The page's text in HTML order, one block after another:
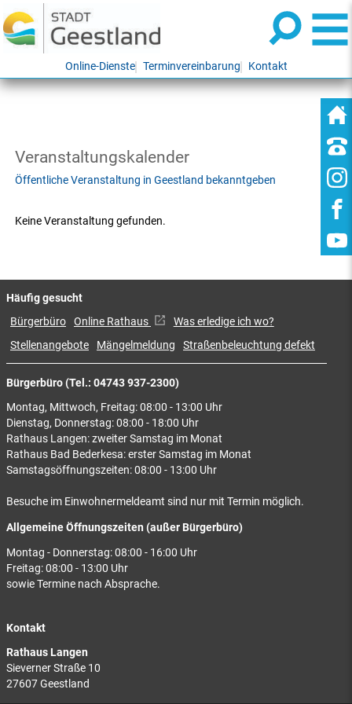
Online-Dienste Terminvereinbarung Kontakt
Veranstaltungskalender
Öffentliche Veranstaltung in Geestland bekanntgeben
Keine Veranstaltung gefunden.
Bürgerbüro (Tel.: 04743 937-2300)
Montag, Mittwoch, Freitag: 08:00 - 13:00 Uhr
Dienstag, Donnerstag: 08:00 - 18:00 Uhr
Rathaus Langen: zweiter Samstag im Monat
Rathaus Bad Bederkesa: erster Samstag im Monat
Samstagsöffnungszeiten: 08:00 - 13:00 Uhr
Besuche im Einwohnermeldeamt sind nur mit Termin möglich.
Allgemeine Öffnungszeiten (außer Bürgerbüro)
Montag - Donnerstag: 08:00 - 16:00 Uhr
Freitag: 08:00 - 13:00 Uhr
sowie Termine nach Absprache.
Kontakt
Rathaus Langen
Sieverner Straße 10
27607 Geestland
Häufig gesucht
Bürgerbüro Online Rathaus
Was erledige ich wo?
Stellenangebote
Mängelmeldung Straßenbeleuchtung defekt